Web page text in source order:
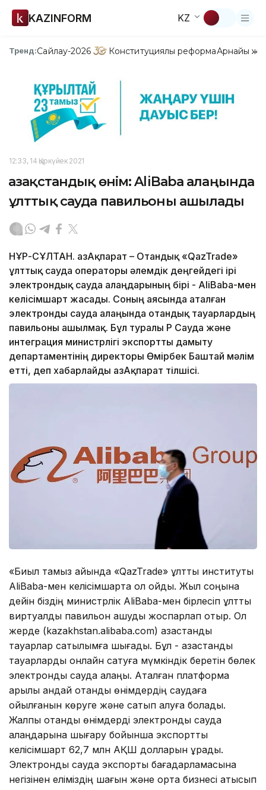
KAZINFORM KZ
Тренд:Сайлау-2026 Конституциялық реформаАрнайы
12:33, 14 Қыркүйек 2021
Қазақстандық өнім: AliBaba алаңында
ұлттық сауда павильоны ашылады
НҰР-СҰЛТАН. ҚазАқпарат – Отандық «QazTrade»
ұлттық сауда операторы әлемдік деңгейдегі ірі
электрондық сауда алаңдарының бірі - AliBaba-мен
келісімшарт жасады. Соның аясында аталған
электронды сауда алаңында отандық тауарлардың
павильоны ашылмақ. Бұл туралы ҚР Сауда және
интеграция министрлігі экспортты дамыту
департаментінің директоры Өмірбек Баштай мәлім
етті, деп хабарлайды ҚазАқпарат тілшісі.
«Биыл тамыз айында «QazTrade» ұлттық институты
AliBaba-мен келісімшартқа қол қойды. Жыл соңына
дейін біздің министрлік AliBaba-мен бірлесіп ұлттық
виртуалды павильон ашуды жоспарлап отыр. Ол
жерде (kazakhstan.alibaba.com) қазақстандық
тауарлар сатылымға шығады. Бұл - қазақстандық
тауарларды онлайн сатуға мүмкіндік беретін бөлек
электронды сауда алаңы. Аталған платформа
арқылы қандай отандық өнімдердің саудаға
қойылғанын көруге және сатып алуға болады.
Жалпы отандық өнімдерді электронды сауда
алаңдарына шығару бойынша экспорттық
келісімшарт 62,7 млн АҚШ долларын құрады.
Электронды сауда экспорты бағадарламасына
негізінен еліміздің шағын және орта бизнесі қатысып